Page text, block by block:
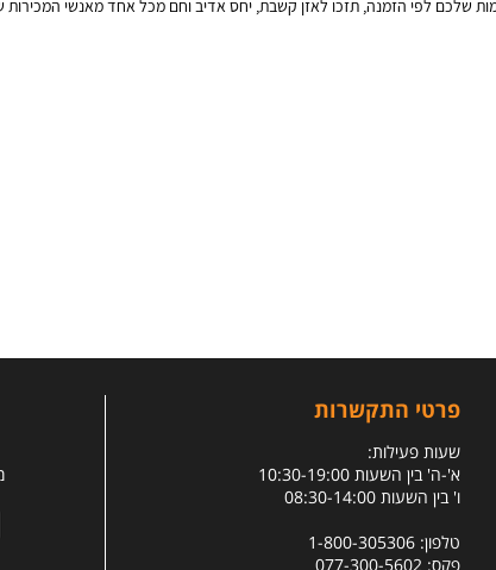
שלכם לפי הזמנה, תזכו לאזן קשבת, יחס אדיב וחם מכל אחד מאנשי המכירות
פרטי התקשרות
שעות פעילות:
א'-ה' בין השעות 10:30-19:00
ו' בין השעות 08:30-14:00
טלפון: 1-800-305306
פקס: 077-300-5602